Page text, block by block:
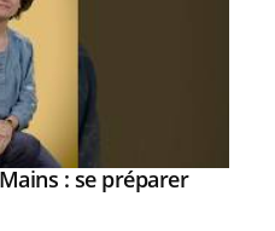
: se préparer